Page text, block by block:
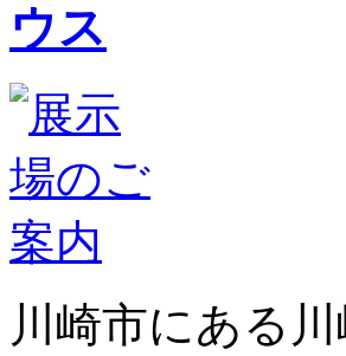
川崎市にある